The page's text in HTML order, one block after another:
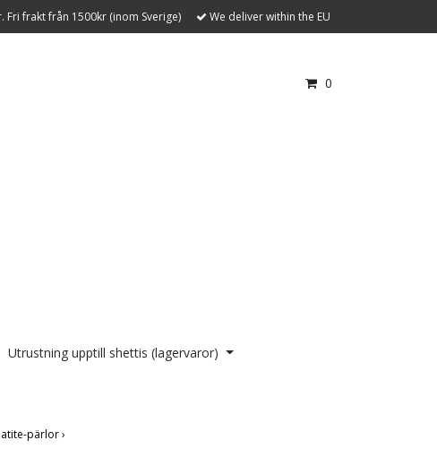
Fri frakt från 1500kr (inom Sverige) We deliver within the EU
0
Utrustning upptill shettis (lagervaror)
pärlor›